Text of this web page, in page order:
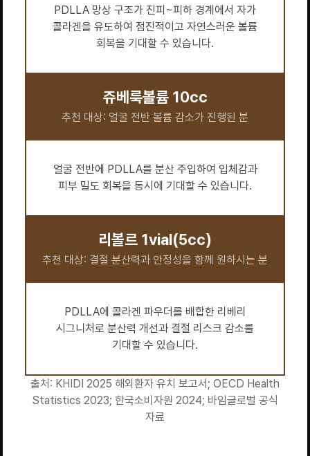
PDLLA 망상 구조가 진피~피하 경계에서 자가
콜라겐을 유도하여 점진적이고 자연스러운 볼륨
회복을 기대할 수 있습니다.
쥬베룩볼륨 10cc
추천 대상: 얼굴 전반 볼륨 감소가 진행된 분
얼굴 전반에 PDLLA를 분산 주입하여 입체감과
피부 밀도 회복을 동시에 기대할 수 있습니다.
리볼르 1vial(5cc)
추천 대상: 결절 분산력과 안정성을 함께 원하시는 분
PDLLA에 콜라겐 파우더를 배합한 리베리
시그니처로 분산력 개선과 결절 리스크 감소를
기대할 수 있습니다.
출처: KHIDI 2025 해외환자 유치 보고서; OECD Health
Statistics 2023; 한국소비자원 2024; 바임글로벌 공식
자료